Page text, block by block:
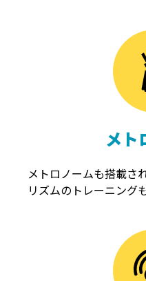
メト
メトロノームも搭載さ
リズムのトレーニング